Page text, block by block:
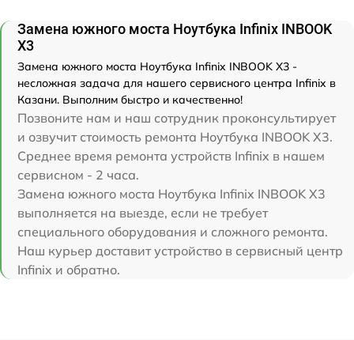
Замена южного моста Ноутбука Infinix INBOOK
X3
Замена южного моста Ноутбука Infinix INBOOK X3 -
несложная задача для нашего сервисного центра Infinix в
Казани. Выполним быстро и качественно!
Позвоните нам и наш сотрудник проконсультирует
и озвучит стоимость ремонта Ноутбука INBOOK X3.
Среднее время ремонта устройств Infinix в нашем
сервисном - 2 часа.
Замена южного моста Ноутбука Infinix INBOOK X3
выполняется на выезде, если не требует
специального оборудования и сложного ремонта.
Наш курьер доставит устройство в сервисный центр
Infinix и обратно.